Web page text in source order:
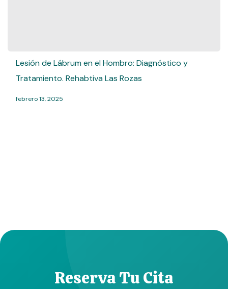
Lesión de Lábrum en el Hombro: Diagnóstico y
Tratamiento. Rehabtiva Las Rozas
febrero 13, 2025
Reserva Tu Cita